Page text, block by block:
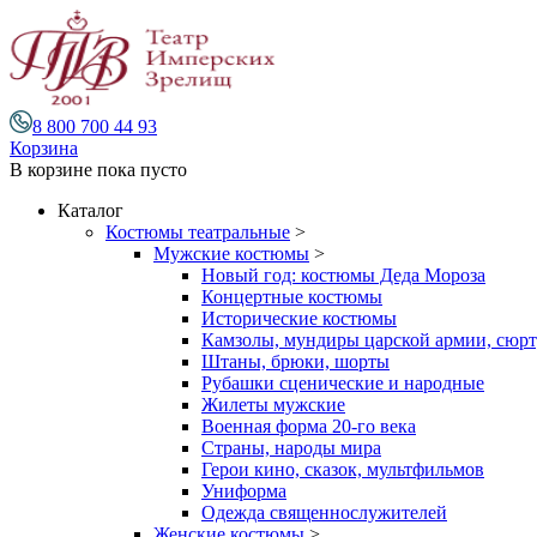
8 800 700 44 93
Корзина
В корзине пока пусто
Каталог
Костюмы театральные >
Мужские костюмы >
Новый год: костюмы Деда Мороза
Концертные костюмы
Исторические костюмы
Камзолы, мундиры царской армии,
Штаны, брюки, шорты
Рубашки сценические и народные
Жилеты мужские
Военная форма 20-го века
Страны, народы мира
Герои кино, сказок, мультфильмов
Униформа
Одежда священнослужителей